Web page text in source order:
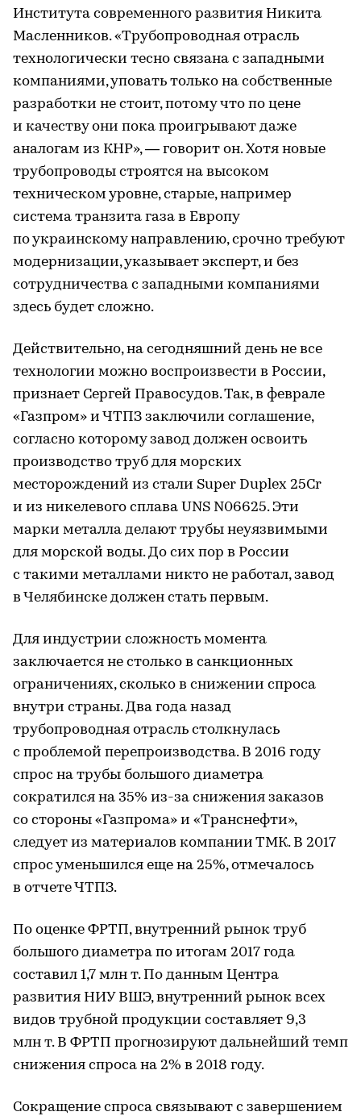
Института современного развития Никита
Масленников. «Трубопроводная отрасль
технологически тесно связана с западными
компаниями, уповать только на собственные
разработки не стоит, потому что по цене
и качеству они пока проигрывают даже
аналогам из КНР», — говорит он. Хотя новые
трубопроводы строятся на высоком
техническом уровне, старые, например
система транзита газа в Европу
по украинскому направлению, срочно требуют
модернизации, указывает эксперт, и без
сотрудничества с западными компаниями
здесь будет сложно.
Действительно, на сегодняшний день не все
технологии можно воспроизвести в России,
признает Сергей Правосудов. Так, в феврале
«Газпром» и ЧТПЗ заключили соглашение,
согласно которому завод должен освоить
производство труб для морских
месторождений из стали Super Duplex 25Cr
и из никелевого сплава UNS N06625. Эти
марки металла делают трубы неуязвимыми
для морской воды. До сих пор в России
с такими металлами никто не работал, завод
в Челябинске должен стать первым.
Для индустрии сложность момента
заключается не столько в санкционных
ограничениях, сколько в снижении спроса
внутри страны. Два года назад
трубопроводная отрасль столкнулась
с проблемой перепроизводства. В 2016 году
спрос на трубы большого диаметра
сократился на 35% из-за снижения заказов
со стороны «Газпрома» и «Транснефти»,
следует из материалов компании ТМК. В 2017
спрос уменьшился еще на 25%, отмечалось
в отчете ЧТПЗ.
По оценке ФРТП, внутренний рынок труб
большого диаметра по итогам 2017 года
составил 1,7 млн т. По данным Центра
развития НИУ ВШЭ, внутренний рынок всех
видов трубной продукции составляет 9,3
млн т. В ФРТП прогнозируют дальнейший темп
снижения спроса на 2% в 2018 году.
Сокращение спроса связывают с завершением